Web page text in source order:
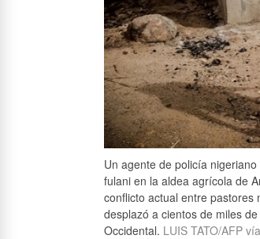
Un agente de policía
fulani en la aldea agrícola de
conflicto actual entre pastores
desplazó a cientos de miles
Occidental. LUIS TATO/AFP